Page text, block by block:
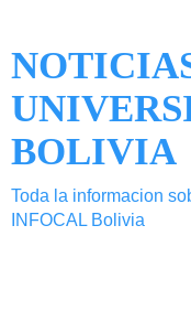
BOLIVIA
Toda la informacion
INFOCAL Bolivia